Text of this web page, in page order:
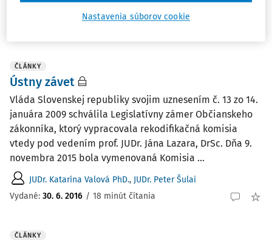
JUDr. Katarína Valová PhD.
ČLÁNKY
Ústny závet
Vláda Slovenskej republiky svojim uznesením č. 13 zo 14.
januára 2009 schválila Legislatívny zámer Občianskeho
zákonníka, ktorý vypracovala rekodifikačná komisia
vtedy pod vedením prof. JUDr. Jána Lazara, DrSc. Dňa 9.
novembra 2015 bola vymenovaná Komisia ...
JUDr. Katarína Valová PhD., JUDr. Peter Šulai
Vydané: 30. 6. 2016 / 18 minút čítania
ČLÁNKY
Nastavenia súborov cookie